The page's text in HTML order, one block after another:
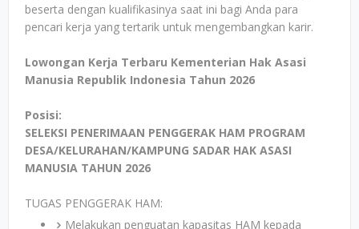
beserta dengan kualifikasinya saat ini bagi Anda para
pencari kerja yang tertarik untuk mengembangkan karir.
Lowongan Kerja Terbaru Kementerian Hak Asasi
Manusia Republik Indonesia Tahun 2026
Posisi:
SELEKSI PENERIMAAN PENGGERAK HAM PROGRAM
DESA/KELURAHAN/KAMPUNG SADAR HAK ASASI
MANUSIA TAHUN 2026
TUGAS PENGGERAK HAM:
Melakukan penguatan kapasitas HAM kepada